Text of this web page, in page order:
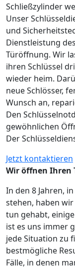
Schließzylinder
Unser
und
Dienstleistung
Türöffnung. Wir
ihren Schlüssel
wieder heim.
neue Schlösser,
Wunsch an,
Den
gewöhnlichen
Der
Jetzt kontaktieren
Wir öffnen Ihren
In den 8 Jahren,
stehen, haben
tun gehabt,
ist es uns immer
jede Situation zu
bestmögliche
Fälle, in denen